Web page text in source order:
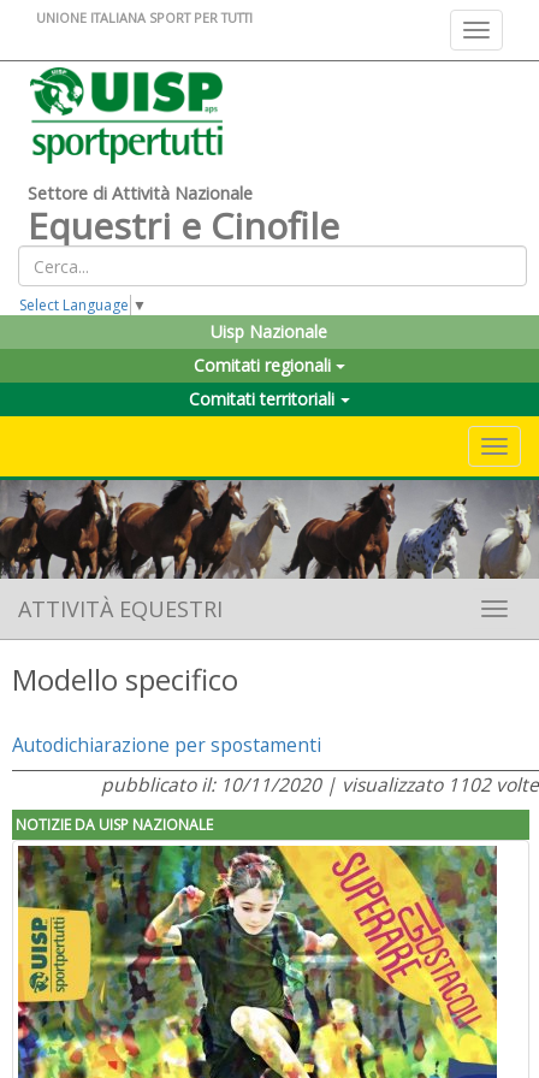
Toggle
UNIONE ITALIANA SPORT PER TUTTI
Settore di Attività Nazionale
Equestri e Cinofile
Select Language ▼
Uisp Nazionale
Comitati regionali
Comitati territoriali
ATTIVITÀ EQUESTRI
Modello specifico
Autodichiarazione per spostamenti
pubblicato il: 10/11/2020 | visualizzato 1102 volte
NOTIZIE DA UISP NAZIONALE